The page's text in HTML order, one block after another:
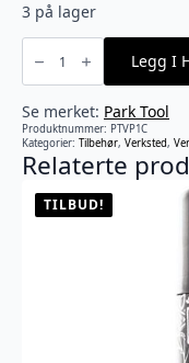
3 på lager
ParkTool
VP-
1
antall
Legg I
Se merket: Park Tool
Produktnummer: PTVP1C
Kategorier: Tilbehør, Verksted,
Relaterte
TILBUD!